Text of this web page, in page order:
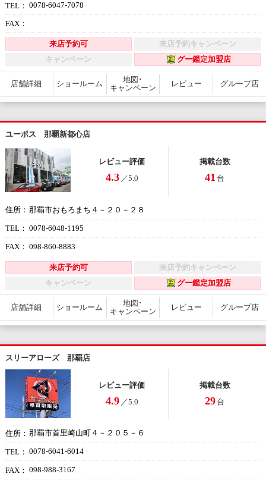
TEL： 0078-6047-7078
FAX：
来店予約可
来店予約キャンペーン
キャンペーン
グー鑑定加盟店
店舗詳細 ショールーム
地図･
キャンペーン
レビュー グループ店
ユーポス 那覇新都心店
住所： 那覇市おもろまち４－２０－２８
TEL： 0078-6048-1195
FAX： 098-860-8883
レビュー評価
4.3 ／5.0
掲載台数
41 台
来店予約可
来店予約キャンペーン
キャンペーン
グー鑑定加盟店
店舗詳細 ショールーム
地図･
キャンペーン
レビュー グループ店
スリーアローズ 那覇店
住所： 那覇市首里崎山町４－２０５－６
TEL： 0078-6041-6014
FAX： 098-988-3167
レビュー評価
4.9 ／5.0
掲載台数
29 台